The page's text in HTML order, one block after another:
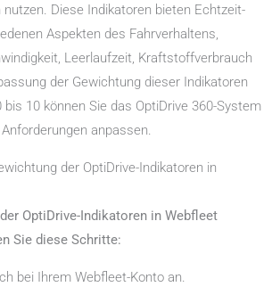
Diese Indikatoren bieten Echtzeit-
Aspekten des Fahrverhaltens,
Leerlaufzeit, Kraftstoffverbrauch
der Gewichtung dieser Indikatoren
bis 10 können Sie das OptiDrive 360-System
anpassen.
der OptiDrive-Indikatoren in
OptiDrive-Indikatoren in Webfleet
Sie diese Schritte:
bei Ihrem Webfleet-Konto an.